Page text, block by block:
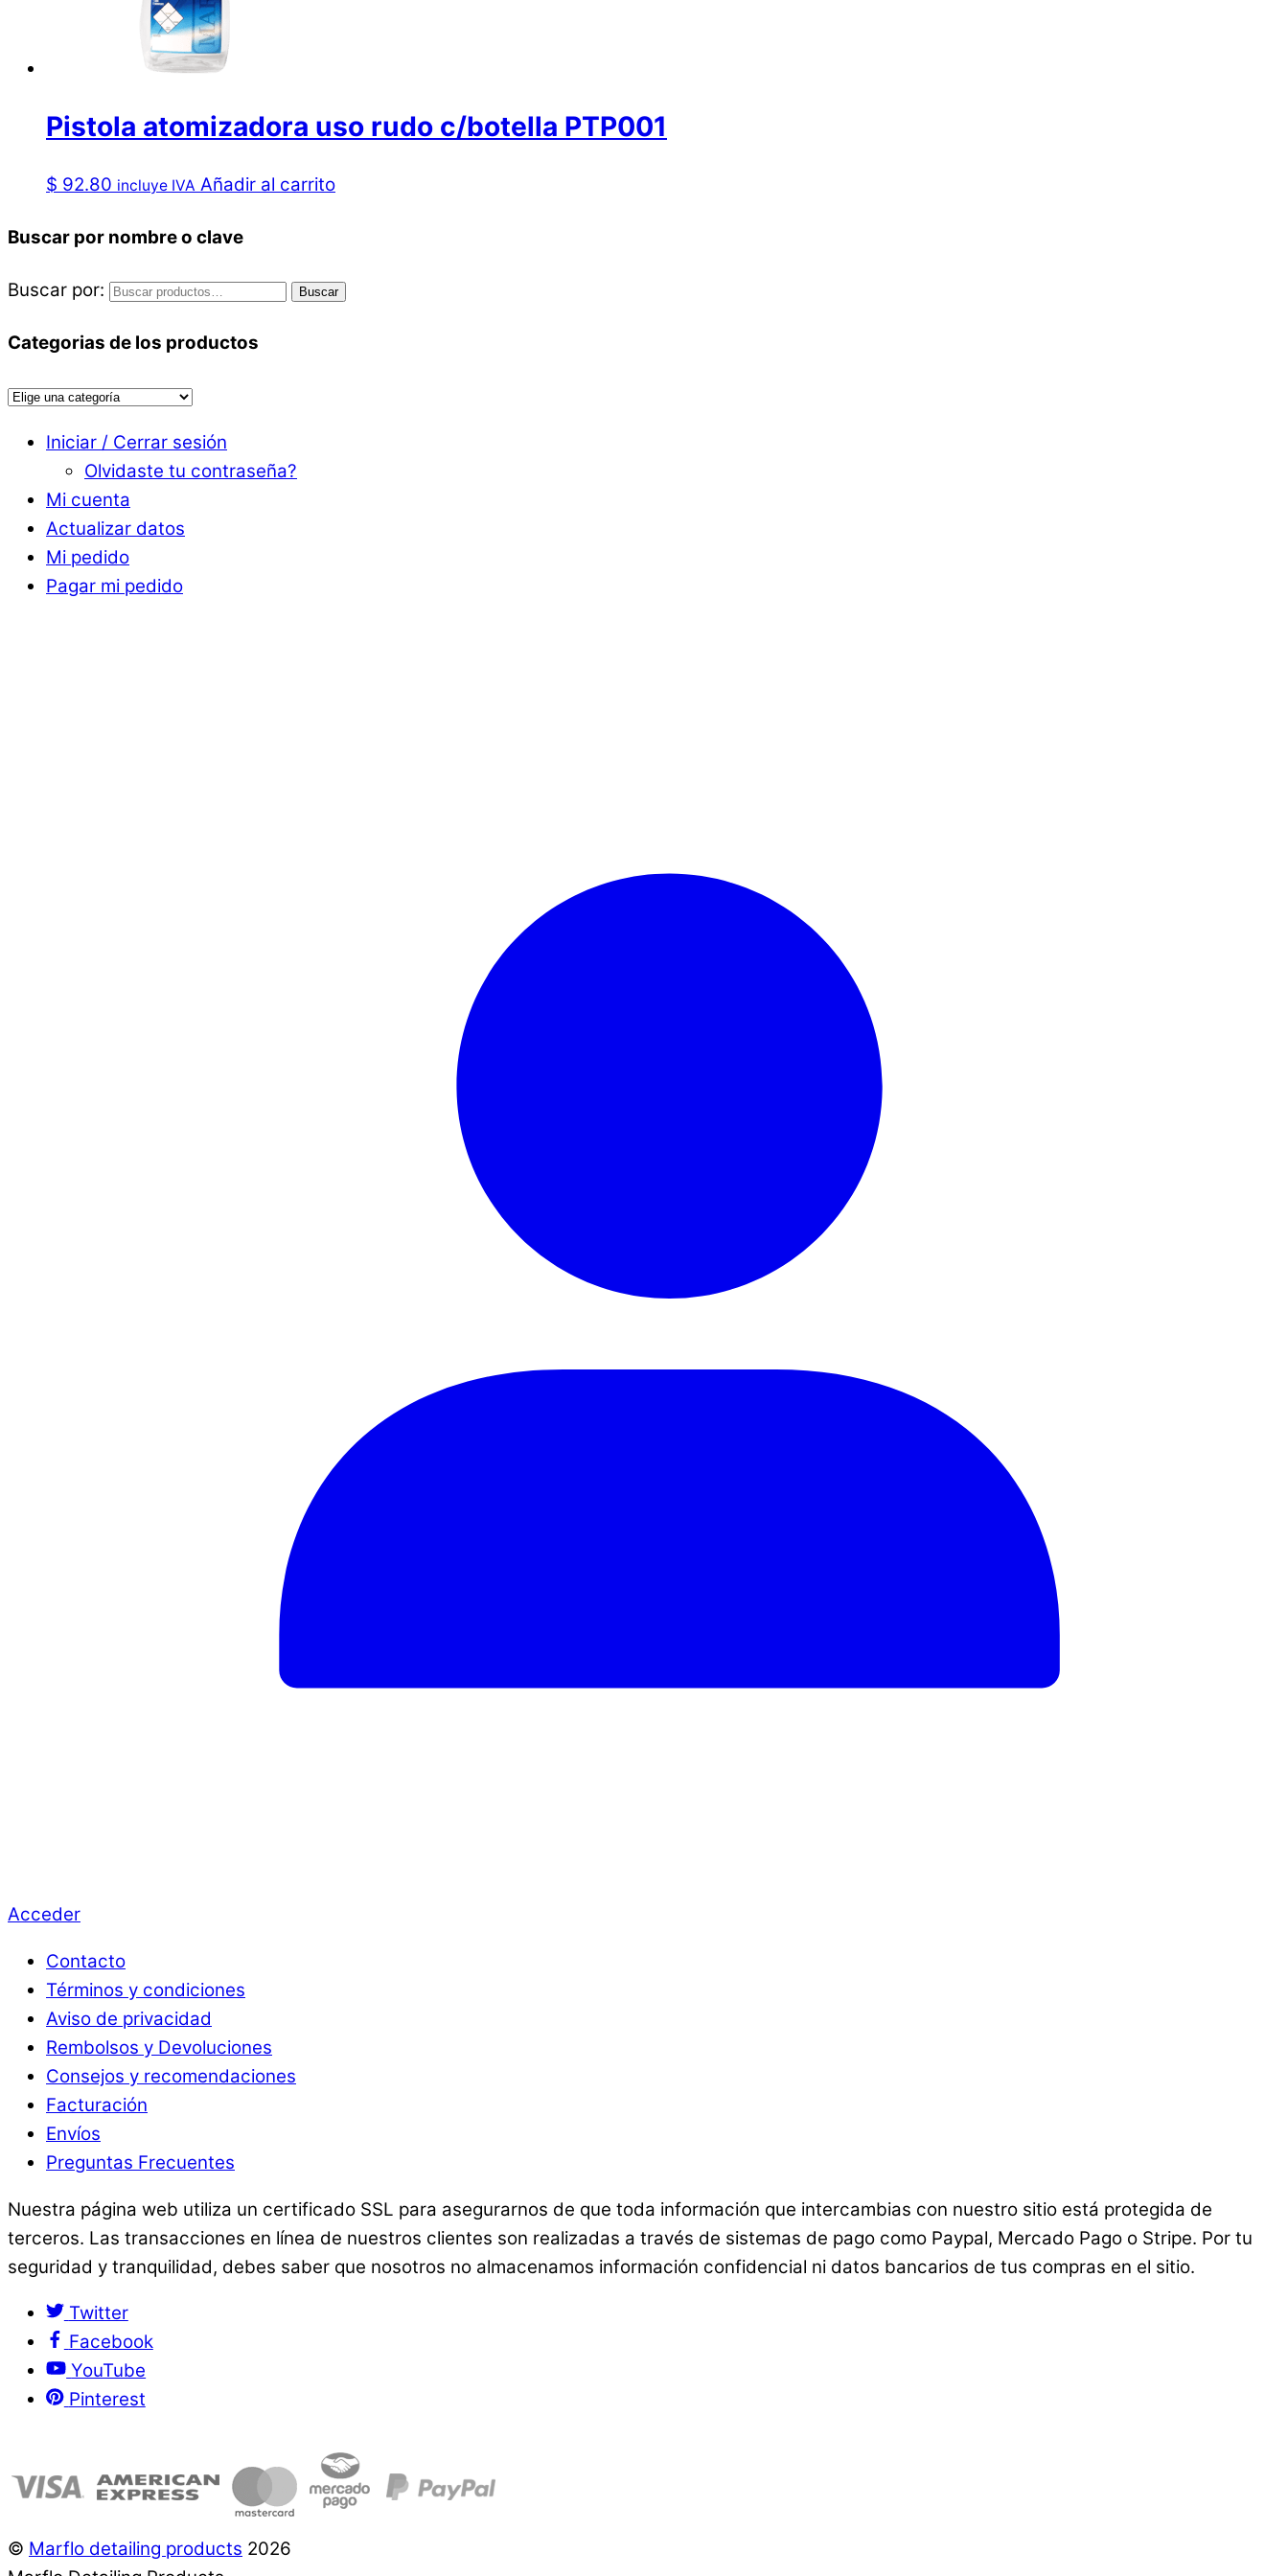
Pistola atomizadora uso rudo c/botella PTP001
$ 92.80 incluye IVA Añadir al carrito
Buscar por nombre o clave
Buscar por: Buscar
Categorias de los productos
Iniciar / Cerrar sesión
Olvidaste tu contraseña?
Mi cuenta
Actualizar datos
Mi pedido
Pagar mi pedido
Acceder
Contacto
Términos y condiciones
Aviso de privacidad
Rembolsos y Devoluciones
Consejos y recomendaciones
Facturación
Envíos
Preguntas Frecuentes
Nuestra página web utiliza un certificado SSL para asegurarnos de que toda información que intercambias con nuestro sitio está protegida de
terceros. Las transacciones en línea de nuestros clientes son realizadas a través de sistemas de pago como Paypal, Mercado Pago o Stripe. Por tu
seguridad y tranquilidad, debes saber que nosotros no almacenamos información confidencial ni datos bancarios de tus compras en el sitio.
Twitter
Facebook
YouTube
Pinterest
© Marflo detailing products 2026